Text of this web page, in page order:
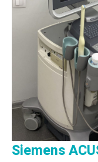
Siemens
Лазерный
Лечение без
излучение
позволяя